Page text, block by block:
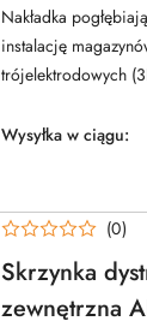
Nakładka
instalację
trójelektrodowych
Wysyłka w ciągu:
Skrzynka
zewnętrzna
(0)